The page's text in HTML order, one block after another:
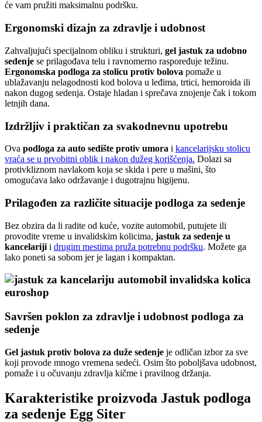
će vam pružiti maksimalnu podršku.
Ergonomski dizajn za zdravlje i udobnost
Zahvaljujući specijalnom obliku i strukturi, gel jastuk za udobno
sedenje se prilagođava telu i ravnomerno raspoređuje težinu.
Ergonomska podloga za stolicu protiv bolova pomaže u
ublažavanju nelagodnosti kod bolova u leđima, trtici, hemoroida ili
nakon dugog sedenja. Ostaje hladan i sprečava znojenje čak i tokom
letnjih dana.
Izdržljiv i praktičan za svakodnevnu upotrebu
Ova podloga za auto sedište protiv umora i kancelarijsku stolicu
vraća se u prvobitni oblik i nakon dužeg korišćenja. Dolazi sa
protivkliznom navlakom koja se skida i pere u mašini, što
omogućava lako održavanje i dugotrajnu higijenu.
Prilagođen za različite situacije podloga za sedenje
Bez obzira da li radite od kuće, vozite automobil, putujete ili
provodite vreme u invalidskim kolicima, jastuk za sedenje u
kancelariji i drugim mestima pruža potrebnu podršku. Možete ga
lako poneti sa sobom jer je lagan i kompaktan.
Savršen poklon za zdravlje i udobnost podloga za
sedenje
Gel jastuk protiv bolova za duže sedenje je odličan izbor za sve
koji provode mnogo vremena sedeći. Osim što poboljšava udobnost,
pomaže i u očuvanju zdravlja kičme i pravilnog držanja.
Karakteristike proizvoda Jastuk podloga
za sedenje Egg Siter